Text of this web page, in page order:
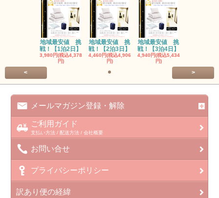
地域最安値 挑
戦！【1泊2日】
3,980円(税込4,378
円)
地域最安値 挑
戦！【2泊3日】
4,460円(税込4,906
円)
地域最安値 挑
戦！【3泊4日】
4,940円(税込5,434
円)
< >
メールマガジン登録・解除
ご利用ガイド
支払い方法 / 配送方法 / 会社概要
お問い合せ
プライバシーポリシー
訳あり便の経緯